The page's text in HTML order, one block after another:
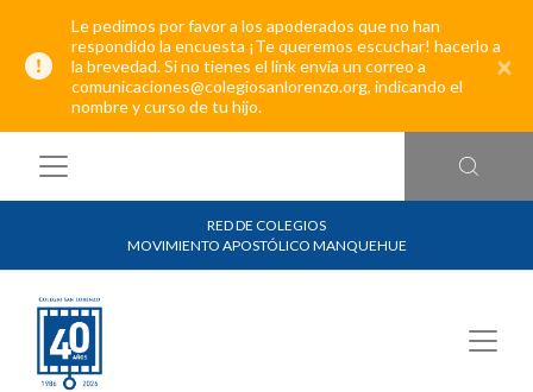
Le pedimos por favor a los apoderados que no han
respondido la encuesta ¡Te queremos escuchar! hacerlo a
la brevedad. Si no tienes el link envía un correo a
comunicaciones@colegiosanlorenzo.org, indicando el
nombre y curso de tu hijo.
×
RED DE COLEGIOS
MOVIMIENTO APOSTÓLICO MANQUEHUE